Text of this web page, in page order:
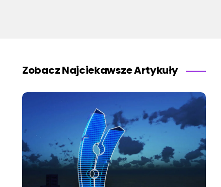
Zobacz Najciekawsze Artykuły